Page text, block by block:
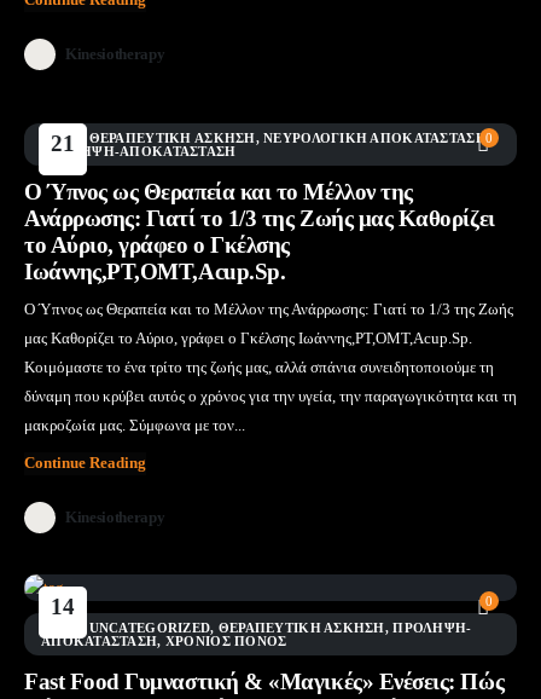
Kinesiotherapy
21 0
BLOG ΘΕΡΑΠΕΥΤΙΚΉ ΆΣΚΗΣΗ,ΝΕΥΡΟΛΟΓΙΚΉ ΑΠΟΚΑΤΆΣΤΑΣΗ,
ΠΡΌΛΗΨΗ-ΑΠΟΚΑΤΆΣΤΑΣΗ
Ο Ύπνος ως Θεραπεία και το Μέλλον της
Ανάρρωσης: Γιατί το 1/3 της Ζωής μας Καθορίζει
το Αύριο, γράφεο ο Γκέλσης
Ιωάννης,PT,OMT,Acup.Sp.
Ο Ύπνος ως Θεραπεία και το Μέλλον της Ανάρρωσης: Γιατί το 1/3 της Ζωής
μας Καθορίζει το Αύριο, γράφει ο Γκέλσης Ιωάννης,PT,OMT,Acup.Sp.
Κοιμόμαστε το ένα τρίτο της ζωής μας, αλλά σπάνια συνειδητοποιούμε τη
δύναμη που κρύβει αυτός ο χρόνος για την υγεία, την παραγωγικότητα και τη
μακροζωία μας. Σύμφωνα με τον...
Continue Reading
Kinesiotherapy
14
0
UNCATEGORIZED, ΘΕΡΑΠΕΥΤΙΚΉ ΆΣΚΗΣΗ,ΠΡΌΛΗΨΗ-
ΑΠΟΚΑΤΆΣΤΑΣΗ, ΧΡΌΝΙΟΣ ΠΌΝΟΣ
Fast Food Γυμναστική & «Μαγικές» Ενέσεις: Πώς